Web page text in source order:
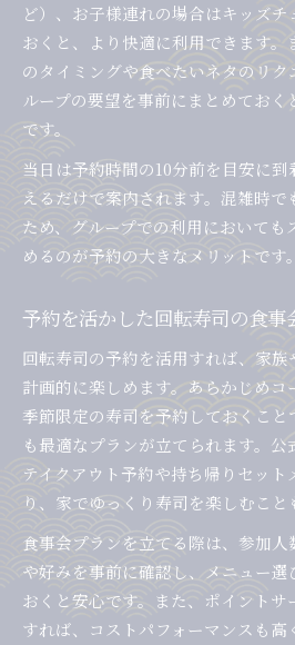
ど）、お子様連れの場合はキッズ
おくと、より快適に利用できます
のタイミングや食べたいネタのリ
ループの要望を事前にまとめておく
です。
当日は予約時間の10分前を目安に
えるだけで案内されます。混雑時で
ため、グループでの利用においても
めるのが予約の大きなメリットです。
予約を活かした回転寿司の食事
回転寿司の予約を活用すれば、家族
計画的に楽しめます。あらかじめコ
季節限定の寿司を予約しておくこと
も最適なプランが立てられます。公
テイクアウト予約や持ち帰りセッ
り、家でゆっくり寿司を楽しむこと
食事会プランを立てる際は、参加人
や好みを事前に確認し、メニュー
おくと安心です。また、ポイントサ
すれば、コストパフォーマンスも高